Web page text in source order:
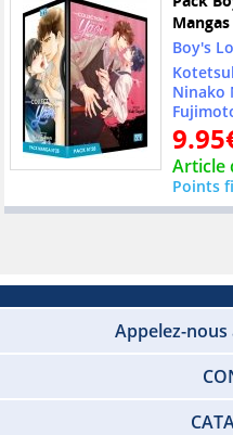
Boy's
Ninako
Article
Points
Appelez-nous